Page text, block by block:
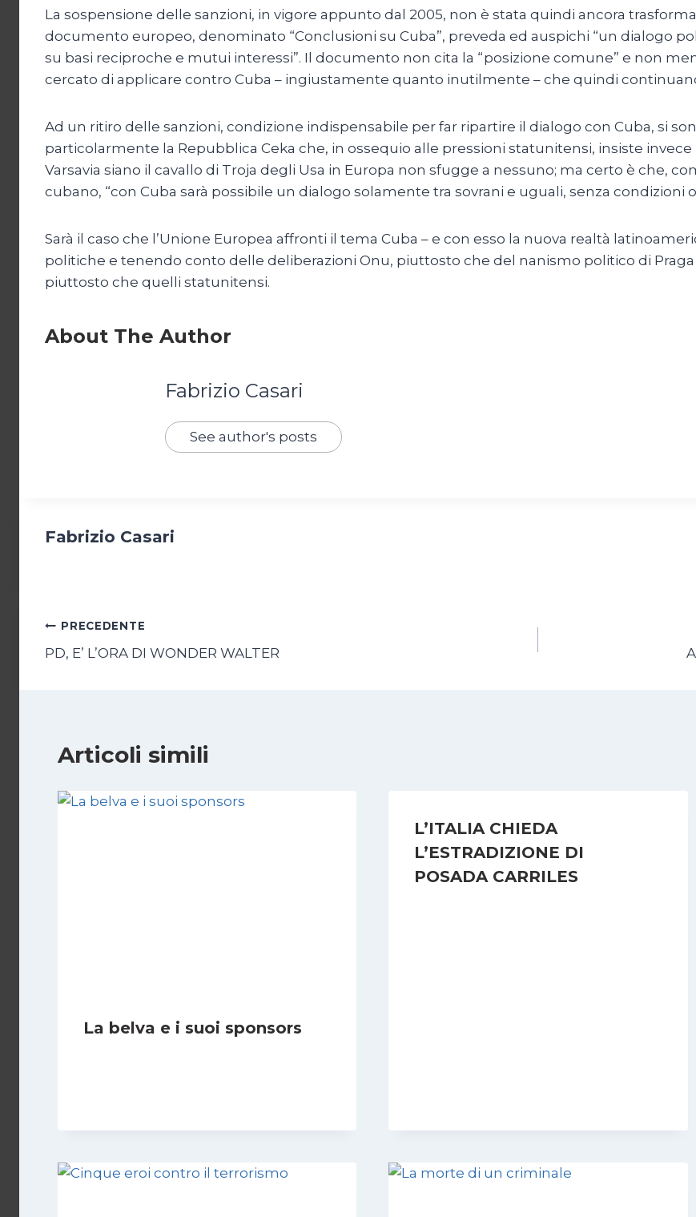
La sospensione delle sanzioni, in vigore appunto dal 2005, non è stata quindi ancora
documento europeo, denominato “Conclusioni su Cuba”, preveda ed auspichi “un dialogo
su basi reciproche e mutui interessi”. Il documento non cita la “posizione comune” e non
cercato di applicare contro Cuba – ingiustamente quanto inutilmente – che quindi
Ad un ritiro delle sanzioni, condizione indispensabile per far ripartire il dialogo con Cuba, si
particolarmente la Repubblica Ceka che, in ossequio alle pressioni statunitensi, insiste invece
Varsavia siano il cavallo di Troja degli Usa in Europa non sfugge a nessuno; ma certo è che,
cubano, “con Cuba sarà possibile un dialogo solamente tra sovrani e uguali, senza condizioni
Sarà il caso che l’Unione Europea affronti il tema Cuba – e con esso la nuova realtà
politiche e tenendo conto delle deliberazioni Onu, piuttosto che del nanismo politico di Praga
piuttosto che quelli statunitensi.
About The Author
Fabrizio Casari
See author's posts
Fabrizio Casari
Navigazione
articoli
PRECEDENTE
PD, E’ L’ORA DI WONDER WALTER
Articoli simili
La belva e i suoi sponsors
L’ITALIA CHIEDA
L’ESTRADIZIONE DI
POSADA CARRILES